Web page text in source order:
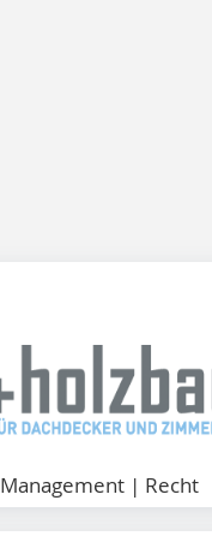
Management | Recht